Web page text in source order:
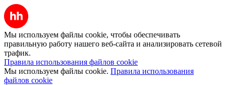
Мы используем файлы cookie, чтобы обеспечивать
правильную работу нашего веб-сайта и анализировать сетевой
трафик.
Правила использования файлов cookie
Мы используем файлы cookie. Правила использования
файлов cookie